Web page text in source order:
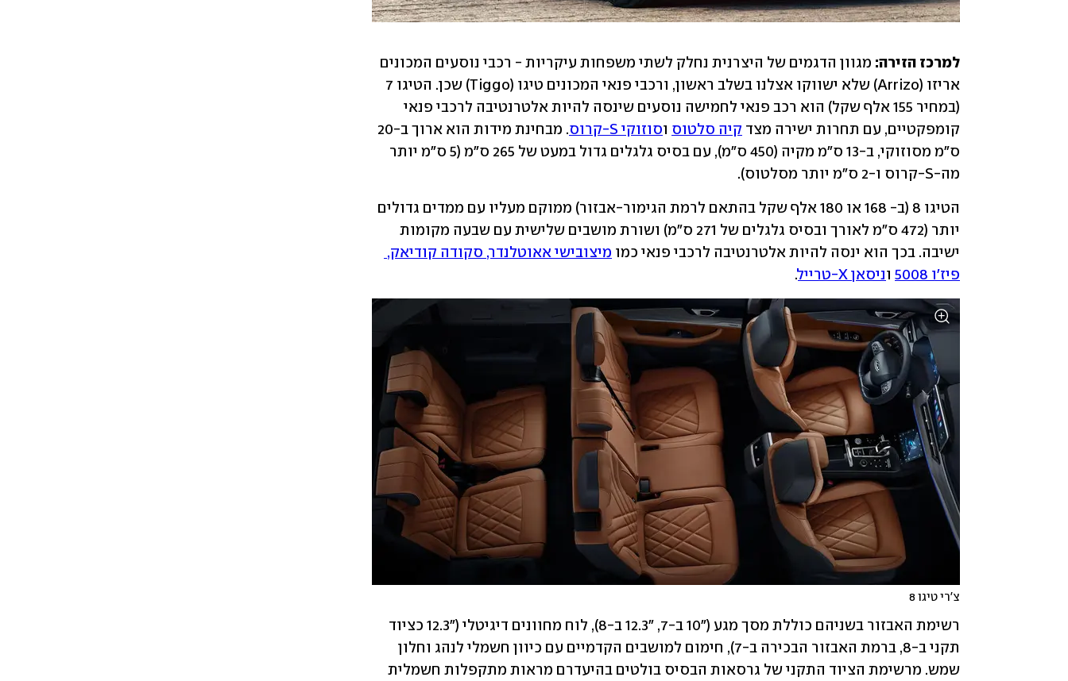
למרכז הזירה:
קומפקטיים, עם תחרות ישירה מצד קיה סלטוס וסוזוקי S-קרוס
מה-S-קרוס ו-2 ס"מ יותר מסלטוס).
ישיבה. בכך הוא ינסה להיות אלטרנטיבה לרכבי פנאי כמו
פיז'ו 5008
וניסאן X-טרייל .
צ'רי טיגו 8